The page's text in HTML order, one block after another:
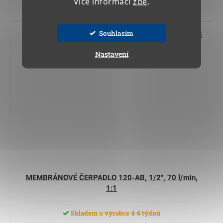
Souhlasím
Nastavení
MEMBRÁNOVÉ ČERPADLO 120-AB, 1/2", 70 l/min,
1:1
Skladem u výrobce 4-6 týdnů
13 302 46